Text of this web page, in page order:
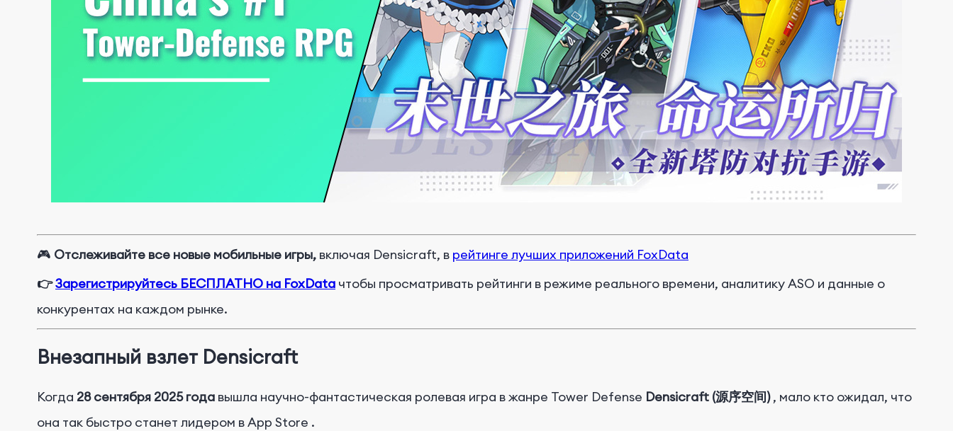
🎮 Отслеживайте все новые мобильные игры, включая Densicraft, в рейтинге лучших приложений FoxData
👉Зарегистрируйтесь БЕСПЛАТНО на FoxData чтобы просматривать рейтинги в режиме реального времени, аналитику ASO и данные о
конкурентах на каждом рынке.
Внезапный взлет Densicraft
Когда 28 сентября 2025 года вышла научно-фантастическая ролевая игра в жанре Tower Defense Densicraft (源序空间) , мало кто ожидал, что
она так быстро станет лидером вApp Store .